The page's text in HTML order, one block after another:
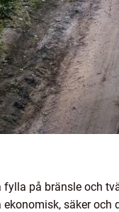
på bränsle och
säker